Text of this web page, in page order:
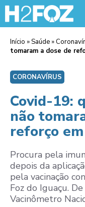
Início »Saúde »
tomaram a dose de
CORONAVÍRUS
Covid-19:
não
reforço
Procura pela
depois da
pela vacinação
Foz do Iguaçu.
Vacinômetro